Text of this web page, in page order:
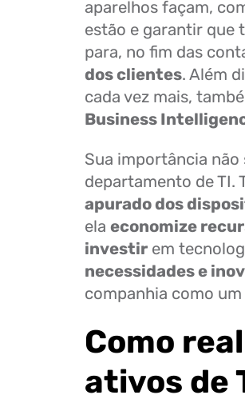
aparelhos façam,
estão e garantir que
para, no fim das
dos clientes. Além
cada vez mais,
Business
Sua importância não
departamento de TI.
apurado dos
ela economize
investir em
necessidades e
companhia como
Como
ativos de